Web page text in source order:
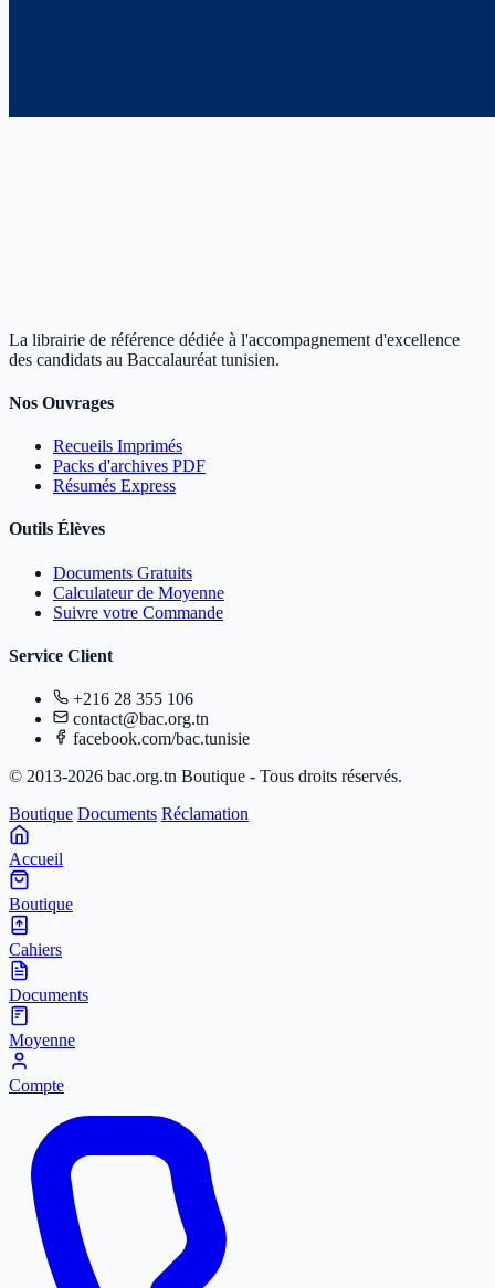
La librairie de référence dédiée à l'accompagnement d'excellence
des candidats au Baccalauréat tunisien.
Nos Ouvrages
Recueils Imprimés
Packs d'archives PDF
Résumés Express
Outils Élèves
Documents Gratuits
Calculateur de Moyenne
Suivre votre Commande
Service Client
+216 28 355 106
contact@bac.org.tn
facebook.com/bac.tunisie
© 2013-2026 bac.org.tn Boutique - Tous droits réservés.
Boutique Documents Réclamation
Accueil
Boutique
Cahiers
Documents
Moyenne
Compte